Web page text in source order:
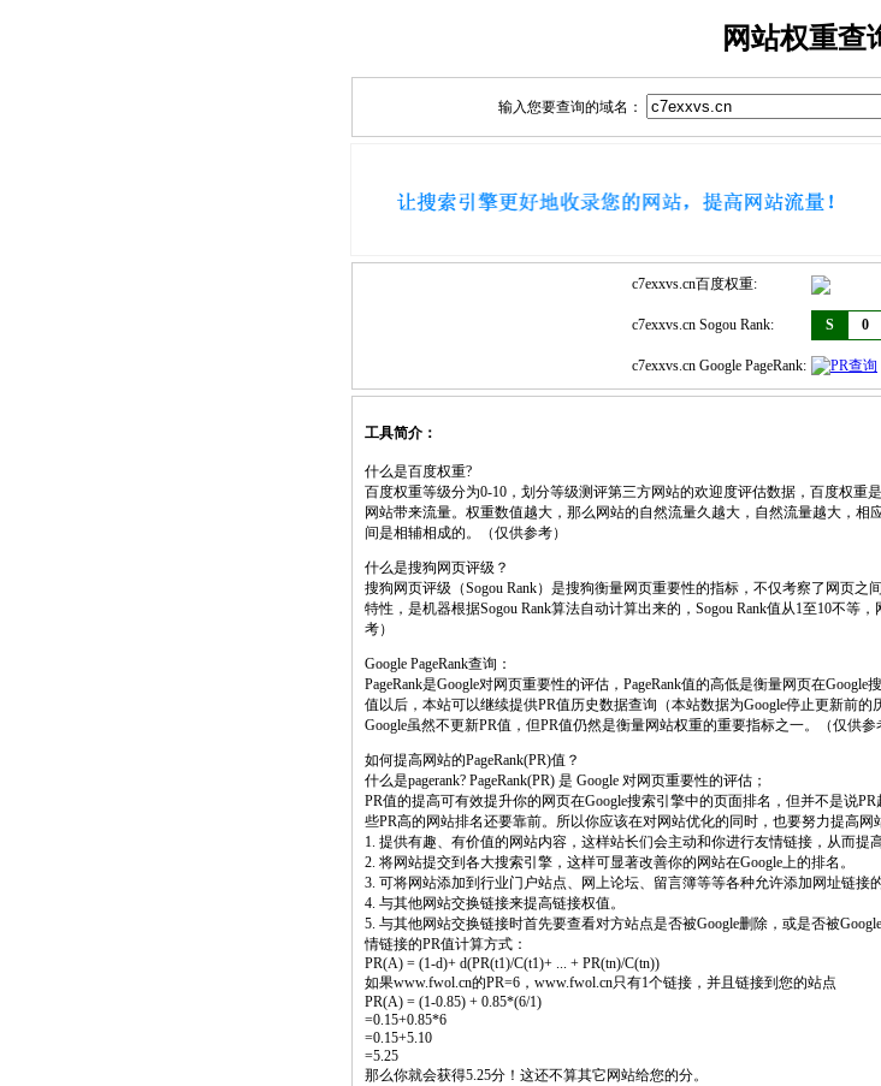
网站权重查
输入您要查询的域名：
c7exxvs.cn百度权重:
c7exxvs.cn Sogou Rank: S 0
c7exxvs.cn Google PageRank:
工具简介：
什么是百度权重?
百度权重等级分为0-10，划分等级测评第三方网站的欢迎度评估数据，百度权重
网站带来流量。权重数值越大，那么网站的自然流量久越大，自然流量越大，
间是相辅相成的。（仅供参考）
什么是搜狗网页评级？
搜狗网页评级（Sogou Rank）是搜狗衡量网页重要性的指标，不仅考察了网页
特性，是机器根据Sogou Rank算法自动计算出来的，Sogou Rank值从1至10不等
考）
Google PageRank查询：
PageRank是Google对网页重要性的评估，PageRank值的高低是衡量网页在
值以后，本站可以继续提供PR值历史数据查询（本站数据为Google停止更新前
Google虽然不更新PR值，但PR值仍然是衡量网站权重的重要指标之一。（仅供参
如何提高网站的PageRank(PR)值？
什么是pagerank? PageRank(PR) 是 Google 对网页重要性的评估；
PR值的提高可有效提升你的网页在Google搜索引擎中的页面排名，但并不是说
些PR高的网站排名还要靠前。所以你应该在对网站优化的同时，也要努力提高网
1. 提供有趣、有价值的网站内容，这样站长们会主动和你进行友情链接，从而提
2. 将网站提交到各大搜索引擎，这样可显著改善你的网站在Google上的排名。
3. 可将网站添加到行业门户站点、网上论坛、留言簿等等各种允许添加网址链接的
4. 与其他网站交换链接来提高链接权值。
5. 与其他网站交换链接时首先要查看对方站点是否被Google删除，或是否被
情链接的PR值计算方式：
PR(A) = (1-d)+ d(PR(t1)/C(t1)+ ... + PR(tn)/C(tn))
如果www.fwol.cn的PR=6，www.fwol.cn只有1个链接，并且链接到您的站点
PR(A) = (1-0.85) + 0.85*(6/1)
=0.15+0.85*6
=0.15+5.10
=5.25
那么你就会获得5.25分！这还不算其它网站给您的分。